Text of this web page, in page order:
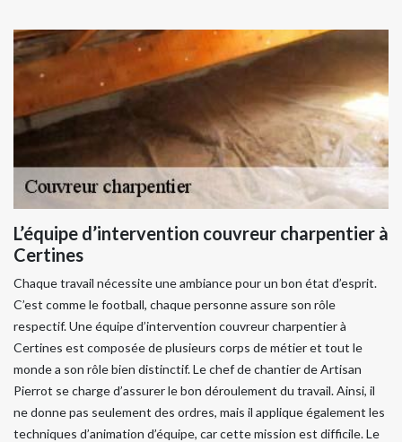
L’équipe d’intervention couvreur charpentier à
Certines
Chaque travail nécessite une ambiance pour un bon état d’esprit.
C’est comme le football, chaque personne assure son rôle
respectif. Une équipe d’intervention couvreur charpentier à
Certines est composée de plusieurs corps de métier et tout le
monde a son rôle bien distinctif. Le chef de chantier de Artisan
Pierrot se charge d’assurer le bon déroulement du travail. Ainsi, il
ne donne pas seulement des ordres, mais il applique également les
techniques d’animation d’équipe, car cette mission est difficile. Le